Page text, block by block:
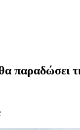
παραδώσει